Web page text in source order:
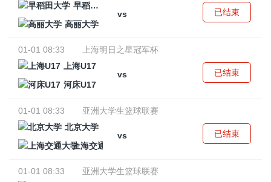
早稻田大学
vs
高丽大学
已结束
01-01 08:33
上海明日之星冠军杯
上海U17
vs
河床U17
已结束
01-01 08:33
亚洲大学生篮球联赛
北京大学
vs
上海交通大学
已结束
01-01 08:33
亚洲大学生篮球联赛